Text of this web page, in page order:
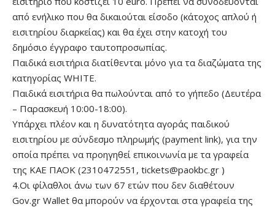
από ενήλικο που θα δικαιούται είσοδο (κάτοχος απλού ή
εισιτηρίου διαρκείας) και θα έχει στην κατοχή του
δημόσιο έγγραφο ταυτοπροσωπίας.
Παιδικά εισιτήρια διατίθενται μόνο για τα διαζώματα της
κατηγορίας WHITE.
Παιδικά εισιτήρια θα πωλούνται από το γήπεδο (Δευτέρα
– Παρασκευή 10:00-18:00).
Υπάρχει πλέον και η δυνατότητα αγοράς παιδικού
εισιτηρίου με σύνδεσμο πληρωμής (payment link), για την
οποία πρέπει να προηγηθεί επικοινωνία με τα γραφεία
της ΚΑΕ ΠΑΟΚ (2310472551, tickets@paokbc.gr )
4.Οι φίλαθλοι άνω των 67 ετών που δεν διαθέτουν
Gov.gr Wallet θα μπορούν να έρχονται στα γραφεία της